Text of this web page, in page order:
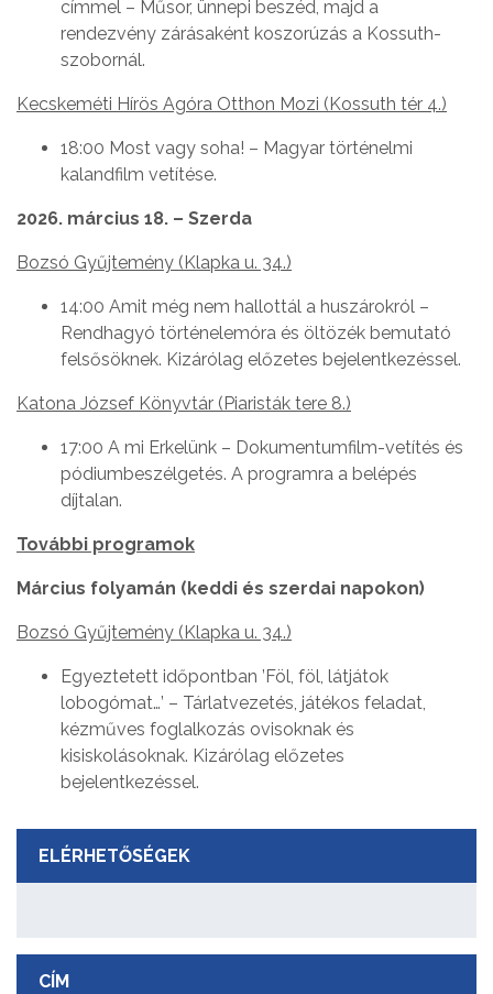
címmel – Műsor, ünnepi beszéd, majd a
rendezvény zárásaként koszorúzás a Kossuth-
szobornál.
Kecskeméti Hírös Agóra Otthon Mozi (Kossuth tér 4.)
18:00 Most vagy soha! – Magyar történelmi
kalandfilm vetítése.
2026. március 18. – Szerda
Bozsó Gyűjtemény (Klapka u. 34.)
14:00 Amit még nem hallottál a huszárokról –
Rendhagyó történelemóra és öltözék bemutató
felsősöknek. Kizárólag előzetes bejelentkezéssel.
Katona József Könyvtár (Piaristák tere 8.)
17:00 A mi Erkelünk – Dokumentumfilm-vetítés és
pódiumbeszélgetés. A programra a belépés
díjtalan.
További programok
Március folyamán (keddi és szerdai napokon)
Bozsó Gyűjtemény (Klapka u. 34.)
Egyeztetett időpontban ’Föl, föl, látjátok
lobogómat…’ – Tárlatvezetés, játékos feladat,
kézműves foglalkozás ovisoknak és
kisiskolásoknak. Kizárólag előzetes
bejelentkezéssel.
ELÉRHETŐSÉGEK
CÍM